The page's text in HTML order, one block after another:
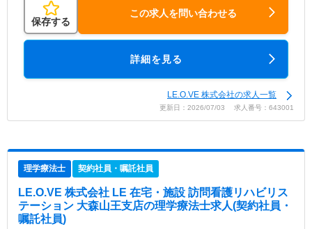
保存する
この求人を問い合わせる
詳細を見る
LE.O.VE 株式会社の求人一覧
更新日：2026/07/03 求人番号：643001
理学療法士 契約社員・嘱託社員
LE.O.VE 株式会社 LE 在宅・施設 訪問看護リハビリス
テーション 大森山王支店の理学療法士求人(契約社員・
嘱託社員)